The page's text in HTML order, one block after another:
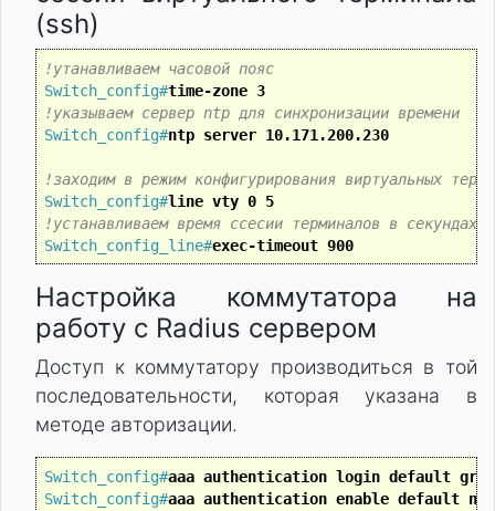
(ssh)
!утанавливаем часовой пояс
Switch_config#time-zone 3
!указываем сервер ntp для синхронизации времени
Switch_config#ntp server 10.171.200.230
!заходим в режим конфигурирования виртуальных
Switch_config#line vty 0 5
!устанавливаем время ссесии терминалов в секундах
Switch_config_line#exec-timeout 900
Настройка коммутатора на
работу с Radius сервером
Доступ к коммутатору производиться в той
последовательности, которая указана в
методе авторизации.
Switch_config#aaa authentication login default
Switch_config#aaa authentication enable default